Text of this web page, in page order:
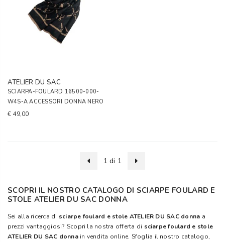
ATELIER DU SAC
SCIARPA-FOULARD 16500-000-
W4S-A ACCESSORI DONNA NERO
€ 49,00
1 di 1
SCOPRI IL NOSTRO CATALOGO DI SCIARPE FOULARD E
STOLE ATELIER DU SAC DONNA
Sei alla ricerca di sciarpe foulard e stole ATELIER DU SAC donna a
prezzi vantaggiosi? Scopri la nostra offerta di sciarpe foulard e stole
ATELIER DU SAC donna in vendita online. Sfoglia il nostro catalogo,